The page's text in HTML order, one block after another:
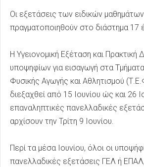
Οι εξετάσεις των ειδικών
πραγματοποιηθούν στο διάστημα 17
Η Υγειονομική Εξέταση και Πρακτική
υποψηφίων για εισαγωγή στα
Φυσικής Αγωγής και Αθλητισμού
διεξαχθεί από 15 Ιουνίου ώς και 26
επαναληπτικές πανελλαδικές
αρχίσουν την Τρίτη 9 Ιουνίου.
Περί τα μέσα Ιουνίου, όλοι οι
πανελλαδικές εξετάσεις ΓΕΛ ή